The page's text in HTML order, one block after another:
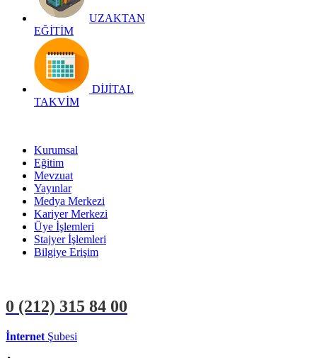
UZAKTAN
EĞİTİM
DİJİTAL
TAKVİM
Kurumsal
Eğitim
Mevzuat
Yayınlar
Medya Merkezi
Kariyer Merkezi
Üye İşlemleri
Stajyer İşlemleri
Bilgiye Erişim
0 (212) 315 84 00
İnternet Şubesi